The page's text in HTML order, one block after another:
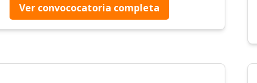
Ver convococatoria completa